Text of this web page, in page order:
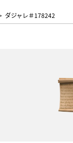
ダジャレ＃178242